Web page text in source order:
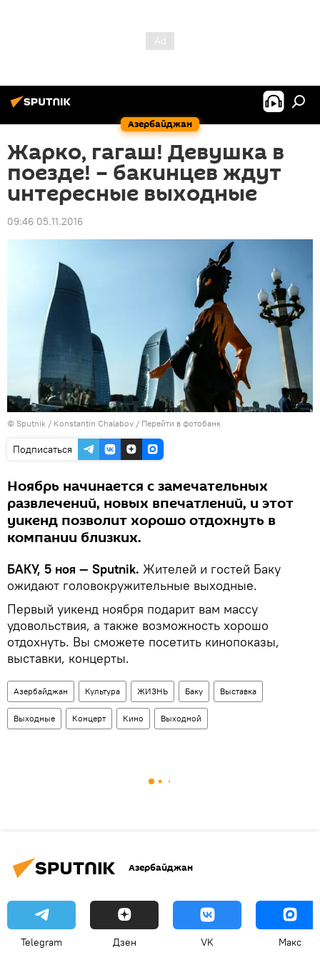
Азербайджан
Жарко, гагаш! Девушка в
поезде! – бакинцев ждут
интересные выходные
09:46 05.11.2016
© Sputnik / Konstantin Chalabov / Перейти в фотобанк
Подписаться
Ноябрь начинается с замечательных
развлечений, новых впечатлений, и этот
уикенд позволит хорошо отдохнуть в
компании близких.
БАКУ, 5 ноя — Sputnik. Жителей и гостей Баку
ожидают головокружительные выходные.
Первый уикенд ноября подарит вам массу
удовольствия, а также возможность хорошо
отдохнуть. Вы сможете посетить кинопоказы,
выставки, концерты.
Азербайджан Культура ЖИЗНЬ Баку Выставка
Выходные Концерт Кино Выходной
Азербайджан
Telegram Дзен VK Макс